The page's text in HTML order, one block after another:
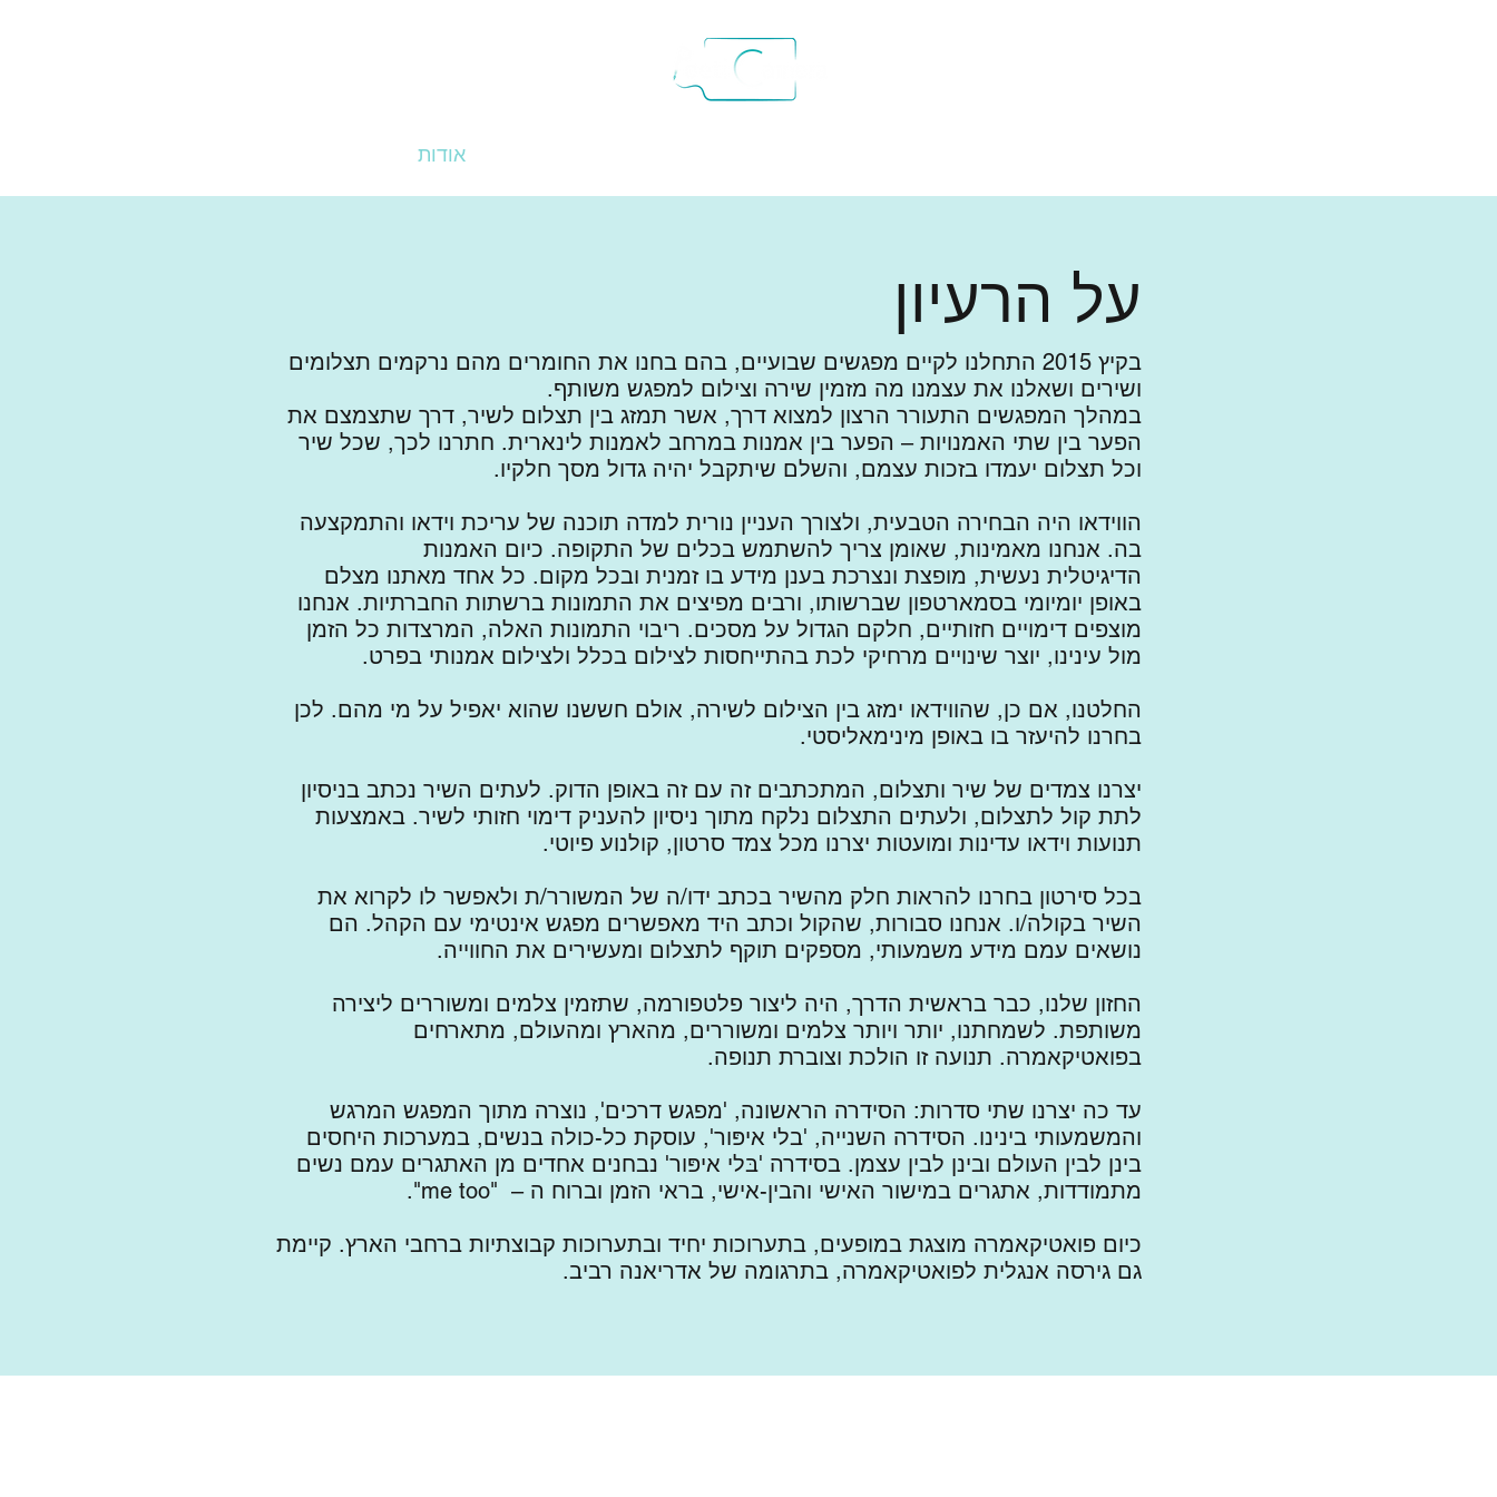
אודות
על הרעיון
בקיץ 2015 התחלנו לקיים מפגשים שבועיים, בהם בחנו את החומרים מהם נרקמים תצלומים
ושירים ושאלנו את עצמנו מה מזמין שירה וצילום למפגש משותף. ​
במהלך המפגשים התעורר הרצון למצוא דרך, אשר תמזג בין תצלום לשיר, דרך שתצמצם את
הפער בין שתי האמנויות – הפער בין אמנות במרחב לאמנות לינארית. חתרנו לכך, שכל שיר
וכל תצלום יעמדו בזכות עצמם, והשלם שיתקבל יהיה גדול מסך חלקיו.
הווידאו היה הבחירה הטבעית, ולצורך העניין נורית למדה תוכנה של עריכת וידאו והתמקצעה
בה. אנחנו מאמינות, שאומן צריך להשתמש בכלים של התקופה. כיום האמנות
הדיגיטלית נעשית, מופצת ונצרכת בענן מידע בו זמנית ובכל מקום. כל אחד מאתנו מצלם
באופן יומיומי בסמארטפון שברשותו, ורבים מפיצים את התמונות ברשתות החברתיות. אנחנו
מוצפים דימויים חזותיים, חלקם הגדול על מסכים. ריבוי התמונות האלה, המרצדות כל הזמן
מול עינינו, יוצר שינויים מרחיקי לכת בהתייחסות לצילום בכלל ולצילום אמנותי בפרט.
החלטנו, אם כן, שהווידאו ימזג בין הצילום לשירה, אולם חששנו שהוא יאפיל על מי מהם. לכן
בחרנו להיעזר בו באופן מינימאליסטי.
יצרנו צמדים של שיר ותצלום, המתכתבים זה עם זה באופן הדוק. לעתים השיר נכתב בניסיון
לתת קול לתצלום, ולעתים התצלום נלקח מתוך ניסיון להעניק דימוי חזותי לשיר. באמצעות
תנועות וידאו עדינות ומועטות יצרנו מכל צמד סרטון, קולנוע פיוטי.
בכל סירטון בחרנו להראות חלק מהשיר בכתב ידו/ה של המשורר/ת ולאפשר לו לקרוא את
השיר בקולה/ו. אנחנו סבורות, שהקול וכתב היד מאפשרים מפגש אינטימי עם הקהל. הם
נושאים עמם מידע משמעותי, מספקים תוקף לתצלום ומעשירים את החווייה.
החזון שלנו, כבר בראשית הדרך, היה ליצור פלטפורמה, שתזמין צלמים ומשוררים ליצירה
משותפת. לשמחתנו, יותר ויותר צלמים ומשוררים, מהארץ ומהעולם, מתארחים
בפואטיקאמרה. תנועה זו הולכת וצוברת תנופה.
עד כה יצרנו שתי סדרות: הסידרה הראשונה, 'מפגש דרכים', נוצרה מתוך המפגש המרגש
והמשמעותי בינינו. הסידרה השנייה, 'בלי איפּור', עוסקת כל-כולה בנשים, במערכות היחסים
בינן לבין העולם ובינן לבין עצמן. בסידרה 'בּלי איפּור' נבחנים אחדים מן האתגרים עמם נשים
מתמודדות, אתגרים במישור האישי והבין-אישי, בראי הזמן וברוח ה – "me too".
כיום פואטיקאמרה מוצגת במופעים, בתערוכות יחיד ובתערוכות קבוצתיות ברחבי הארץ. קיימת
גם גירסה אנגלית לפואטיקאמרה, בתרגומה של אדריאנה רביב.